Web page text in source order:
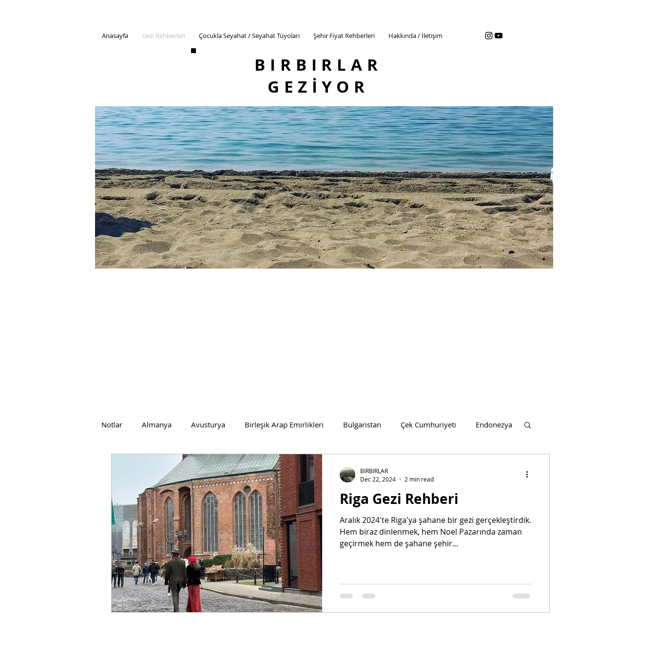
Anasayfa Gezi Rehberleri Çocukla Seyahat / Seyahat Tüyoları Şehir Fiyat Rehberleri Hakkında / İletişim
BIRBIRLAR
GEZİYOR
Notlar Almanya Avusturya Birleşik Arap Emirlikleri Bulgaristan Çek Cumhuriyeti Endonezya
Hollanda İngiltere İspanya İsviçre
Macaristan Portekiz Romanya San Marino Slovakya Sırbistan Singapur
Yunanistan Tayland Türkiye Seyahat Tüyoları Şehir Fiyat Rehberleri Çocuk İle Seyahat
Karadağ Mısır Hırvatistan
Riga Gezi Rehberi
Aralık 2024'te Riga'ya şahane bir gezi gerçekleştirdik.
Hem biraz dinlenmek, hem Noel Pazarında zaman
geçirmek hem de şahane şehir...
BIRBIRLAR
Dec 22, 2024
2 min read